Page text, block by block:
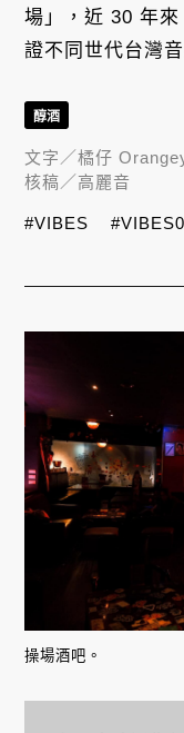
場」，近 30 年
證不同世代台灣
操場酒吧。
醇酒
文字／橘仔
核稿／高麗音
#VIBES